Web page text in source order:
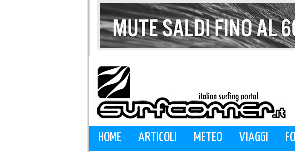
HOME ARTICOLI METEO VIAGGI